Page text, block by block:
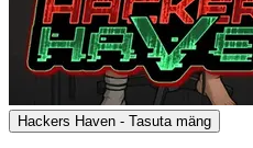
Hackers Haven - Tasuta mäng